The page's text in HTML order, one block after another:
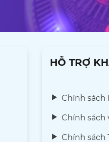
HỖ TRỢ
Chính sách
Chính sách
Chính sách